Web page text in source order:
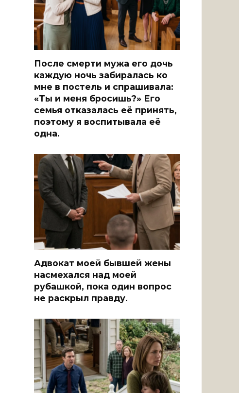
После смерти мужа его дочь
каждую ночь забиралась ко
мне в постель и спрашивала:
«Ты и меня бросишь?» Его
семья отказалась её принять,
поэтому я воспитывала её
одна.
Адвокат моей бывшей жены
насмехался над моей
рубашкой, пока один вопрос
не раскрыл правду.